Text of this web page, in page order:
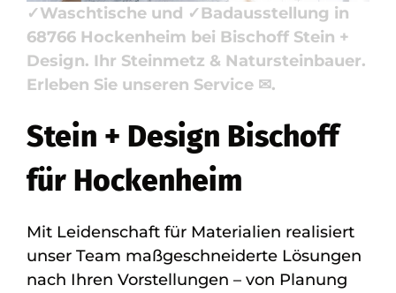
✓Waschtische und ✓Badausstellung in
68766 Hockenheim bei Bischoff Stein +
Design. Ihr Steinmetz & Natursteinbauer.
Erleben Sie unseren Service ✉.
Stein + Design Bischoff
für Hockenheim
Mit Leidenschaft für Materialien realisiert
unser Team maßgeschneiderte Lösungen
nach Ihren Vorstellungen – von Planung